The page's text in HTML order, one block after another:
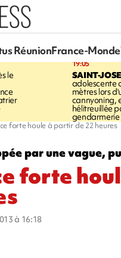
RéunionFrance-Monde
le
19:05
SAINT-
adolescente
mètres lors
cannyoning,
hélitreuillée
gendarmerie
forte houle à partir de 22 heures
par une vague,
forte
à 16:18